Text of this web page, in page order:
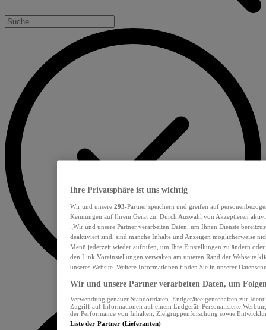
Ihre Privatsphäre ist uns wichtig
Wir und unsere 293-Partner speichern und greifen auf
Kennungen auf Ihrem Gerät zu. Durch Auswahl von Akzeptieren
„Wir und unsere Partner verarbeiten Daten, um Ihnen Dienste
deaktiviert sind, sind manche Inhalte und Anzeigen möglicherweise
Menü jederzeit wieder aufrufen, um Ihre Einstellungen zu ändern
den Link Voreinstellungen verwalten am unteren Rand der Webseite
unseres Website. Weitere Informationen finden Sie in unserer
Wir und unsere Partner verarbeiten Daten, um
Verwendung genauer Standortdaten. Endgeräteeigenschaften zur
Zugriff auf Informationen auf einem Endgerät. Personalisierte
der Performance von Inhalten, Zielgruppenforschung sowie
Liste der Partner (Lieferanten)